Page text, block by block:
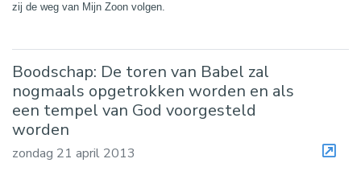
zij de weg van Mijn Zoon volgen.
Boodschap: De toren van Babel zal
nogmaals opgetrokken worden en als
een tempel van God voorgesteld
worden
zondag 21 april 2013